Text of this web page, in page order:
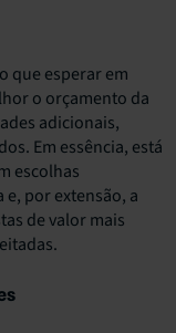
que esperar em
o orçamento da
adicionais,
Em essência, está
escolhas
por extensão, a
de valor mais